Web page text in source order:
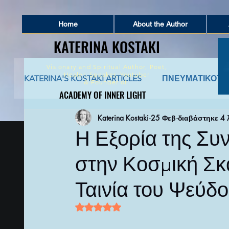
Home About the Author
KATERINA KOSTAKI
KATERINA KOSTAKI
Visionary and Spiritual Author, Poet,
Healer, Speaker, Youtuber
&Founder of
ACADEMY OF INNER LIGHT
ACADEMY OF INNER LIGHT
KATERINA'S KOSTAKI ARTICLES
ΠΝΕΥΜΑΤΙΚΗ ΣΥΜΒΟΥΛΕΥΤΙΚΗ ΑΡΧΑΙΑ
ΚΑΤΑΘΕΣΗ ΨΥΧΗΣ ΚΑΙ ΑΦΗΓΗΣΕΙΣ ΖΩΗΣ
ΠΟΙΗΜΑΤΑ ΚΑΙ ΚΕΙΜΕΝΑ ΕΜΠΝΕΥΣΗΣ
Η Εξορία της
στην Κοσμική
Ταινία του
Katerina Kostaki 25 Φεβ διαβάστηκε 4
Βαθμολογήθηκε με NaN από 5 αστέρια.